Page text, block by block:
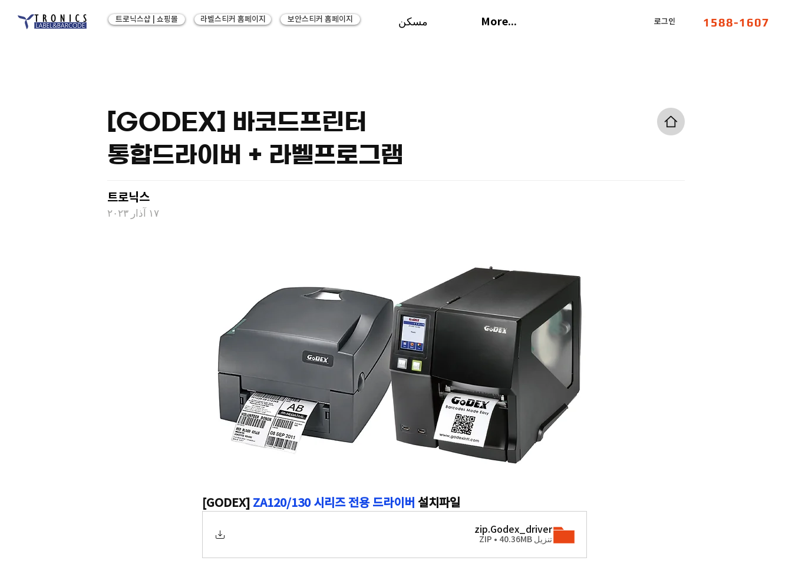
트로닉스샵 | 쇼핑몰 라벨스티커 홈페이지 보안스티커 홈페이지 مسكن More... 로그인 1588-1607
[GODEX] 바코드프린터
통합드라이버 + 라벨프로그램
트로닉스
١٧ آذار ٢٠٢٣
[GODEX] ZA120/130 시리즈 전용 드라이버 설치파일
Godex_driver
.zip
تنزيل ZIP • 40.36MB